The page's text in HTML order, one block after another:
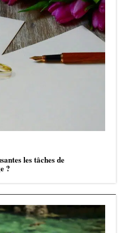
les tâches de
?